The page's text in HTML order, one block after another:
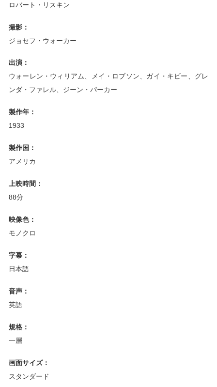
ロバート・リスキン
撮影：
ジョセフ・ウォーカー
出演：
ウォーレン・ウィリアム、メイ・ロブソン、ガイ・キビー、グレ
ンダ・ファレル、ジーン・パーカー
製作年：
1933
製作国：
アメリカ
上映時間：
88分
映像色：
モノクロ
字幕：
日本語
音声：
英語
規格：
一層
画面サイズ：
スタンダード